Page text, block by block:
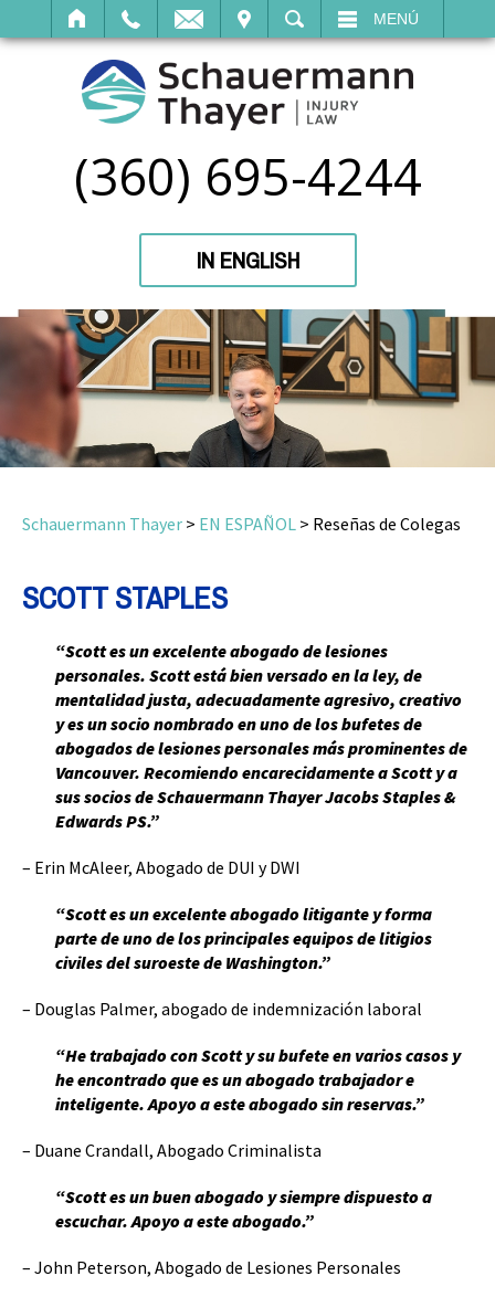
BUSCAR MENÚ
(360) 695-4244
IN ENGLISH
Schauermann Thayer > EN ESPAÑOL > Reseñas de Colegas
SCOTT STAPLES
“Scott es un excelente abogado de lesiones
personales. Scott está bien versado en la ley, de
mentalidad justa, adecuadamente agresivo, creativo
y es un socio nombrado en uno de los bufetes de
abogados de lesiones personales más prominentes de
Vancouver. Recomiendo encarecidamente a Scott y a
sus socios de Schauermann Thayer Jacobs Staples &
Edwards PS.”
– Erin McAleer, Abogado de DUI y DWI
“Scott es un excelente abogado litigante y forma
parte de uno de los principales equipos de litigios
civiles del suroeste de Washington.”
– Douglas Palmer, abogado de indemnización laboral
“He trabajado con Scott y su bufete en varios casos y
he encontrado que es un abogado trabajador e
inteligente. Apoyo a este abogado sin reservas.”
– Duane Crandall, Abogado Criminalista
“Scott es un buen abogado y siempre dispuesto a
escuchar. Apoyo a este abogado.”
– John Peterson, Abogado de Lesiones Personales